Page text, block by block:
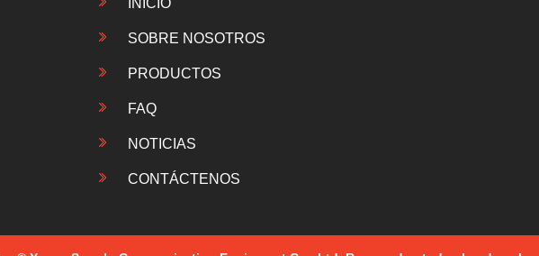
INICIO
SOBRE NOSOTROS
PRODUCTOS
FAQ
NOTICIAS
CONTÁCTENOS